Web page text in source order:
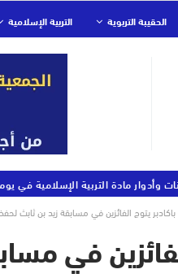
وأدوار مادة التربية الإسلامية في
الحقيبة التربوية التربية الإسلامية
يتوج الفائزين في مسابقة زيد بن ثابث
في